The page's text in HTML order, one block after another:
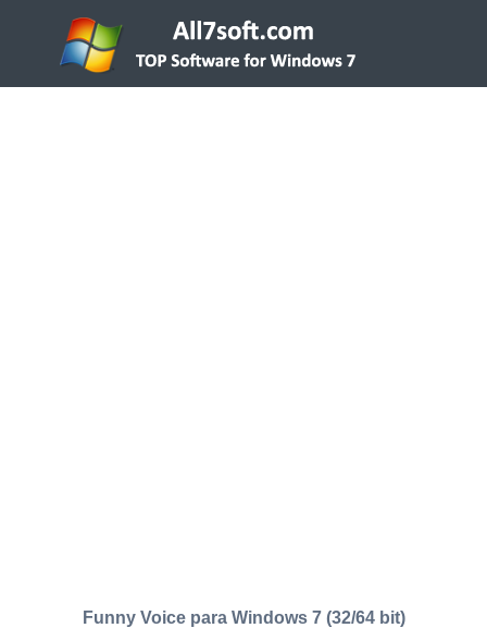
Funny Voice para Windows 7 (32/64 bit)